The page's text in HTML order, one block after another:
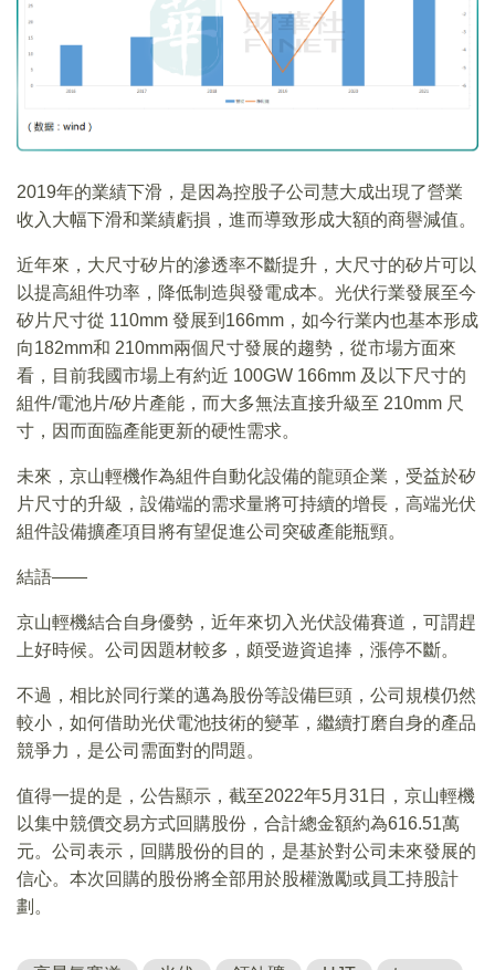
2019年的業績下滑，是因為控股子公司慧大成出現了營業
收入大幅下滑和業績虧損，進而導致形成大額的商譽減值。
近年來，大尺寸矽片的滲透率不斷提升，大尺寸的矽片可以
以提高組件功率，降低制造與發電成本。光伏行業發展至今
矽片尺寸從 110mm 發展到166mm，如今行業内也基本形成
向182mm和 210mm兩個尺寸發展的趨勢，從市場方面來
看，目前我國市場上有約近 100GW 166mm 及以下尺寸的
組件/電池片/矽片產能，而大多無法直接升級至 210mm 尺
寸，因而面臨產能更新的硬性需求。
未來，京山輕機作為組件自動化設備的龍頭企業，受益於矽
片尺寸的升級，設備端的需求量將可持續的增長，高端光伏
組件設備擴產項目將有望促進公司突破產能瓶頸。
結語——
京山輕機結合自身優勢，近年來切入光伏設備賽道，可謂趕
上好時候。公司因題材較多，頗受遊資追捧，漲停不斷。
不過，相比於同行業的邁為股份等設備巨頭，公司規模仍然
較小，如何借助光伏電池技術的變革，繼續打磨自身的產品
競爭力，是公司需面對的問題。
值得一提的是，公告顯示，截至2022年5月31日，京山輕機
以集中競價交易方式回購股份，合計總金額約為616.51萬
元。公司表示，回購股份的目的，是基於對公司未來發展的
信心。本次回購的股份將全部用於股權激勵或員工持股計
劃。